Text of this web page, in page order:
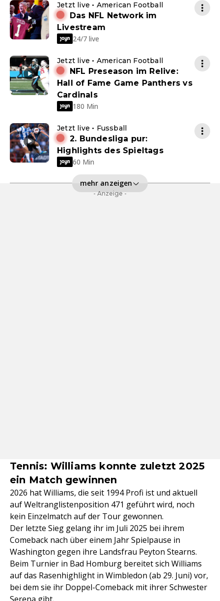
Jetzt live • American Football
Das NFL Network im
Livestream
24/7 live
Jetzt live • American Football
NFL Preseason im Relive:
Hall of Fame Game Panthers vs
Cardinals
180 Min
Jetzt live • Fussball
2. Bundesliga pur:
Highlights des Spieltags
60 Min
mehr anzeigen
- Anzeige -
Tennis: Williams konnte zuletzt 2025
ein Match gewinnen
2026 hat Williams, die seit 1994 Profi ist und aktuell
auf Weltranglistenposition 471 geführt wird, noch
kein Einzelmatch auf der Tour gewonnen.
Der letzte Sieg gelang ihr im Juli 2025 bei ihrem
Comeback nach über einem Jahr Spielpause in
Washington gegen ihre Landsfrau Peyton Stearns.
Beim Turnier in Bad Homburg bereitet sich Williams
auf das Rasenhighlight in Wimbledon (ab 29. Juni) vor,
bei dem sie ihr Doppel-Comeback mit ihrer Schwester